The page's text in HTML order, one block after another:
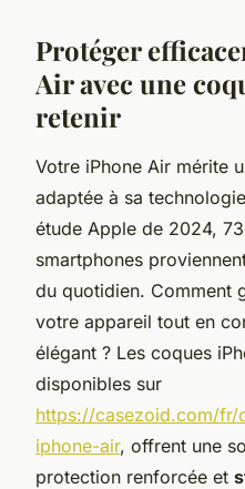
Protéger
Air avec une
retenir
Votre iPhone Air mérite
adaptée à sa
étude Apple de 2024,
smartphones
du quotidien. Comment
votre appareil tout en
élégant ? Les coques
disponibles sur
https://casezoid.com/fr/
iphone-air, offrent une
protection renforcée et